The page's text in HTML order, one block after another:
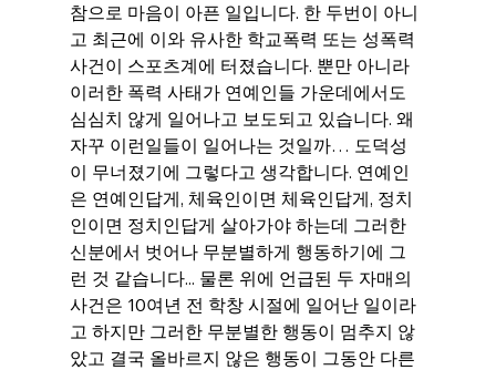
참으로 마음이 아픈 일입니다. 한 두번이 아니
고 최근에 이와 유사한 학교폭력 또는 성폭력
사건이 스포츠계에 터졌습니다. 뿐만 아니라
이러한 폭력 사태가 연예인들 가운데에서도
심심치 않게 일어나고 보도되고 있습니다. 왜
자꾸 이런일들이 일어나는 것일까… 도덕성
이 무너졌기에 그렇다고 생각합니다. 연예인
은 연예인답게, 체육인이면 체육인답게, 정치
인이면 정치인답게 살아가야 하는데 그러한
신분에서 벗어나 무분별하게 행동하기에 그
런 것 같습니다... 물론 위에 언급된 두 자매의
사건은 10여년 전 학창 시절에 일어난 일이라
고 하지만 그러한 무분별한 행동이 멈추지 않
았고 결국 올바르지 않은 행동이 그동안 다른